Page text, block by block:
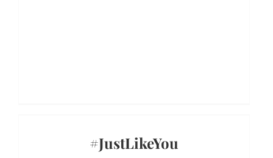
#JustLikeYou